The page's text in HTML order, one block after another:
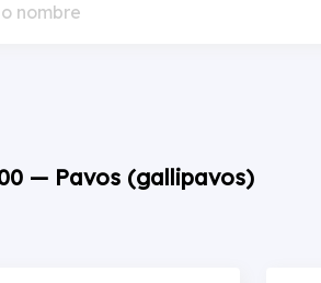
nombre
— Pavos (gallipavos)